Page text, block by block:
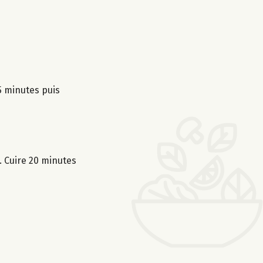
minutes puis
20 minutes